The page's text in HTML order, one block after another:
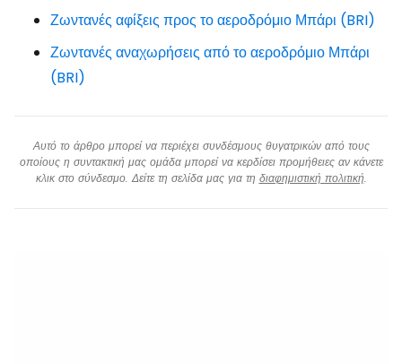
Ζωντανές αφίξεις προς το αεροδρόμιο Μπάρι (BRI)
Ζωντανές αναχωρήσεις από το αεροδρόμιο Μπάρι
(BRI)
Αυτό το άρθρο μπορεί να περιέχει συνδέσμους θυγατρικών από τους
οποίους η συντακτική μας ομάδα μπορεί να κερδίσει προμήθειες αν κάνετε
κλικ στο σύνδεσμο. Δείτε τη σελίδα μας για τη διαφημιστική πολιτική.